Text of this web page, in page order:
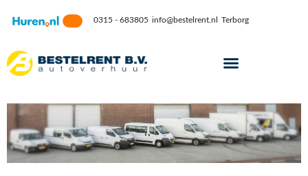
0315 - 683805 info@bestelrent.nl Terborg